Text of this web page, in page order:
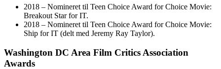
2018 – Nomineret til Teen Choice Award for Choice Movie:
Breakout Star for IT.
2018 – Nomineret til Teen Choice Award for Choice Movie:
Ship for IT (delt med Jeremy Ray Taylor).
Washington DC Area Film Critics Association
Awards